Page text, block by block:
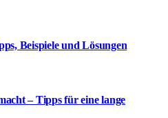
Beispiele und Lösungen
– Tipps für eine lange